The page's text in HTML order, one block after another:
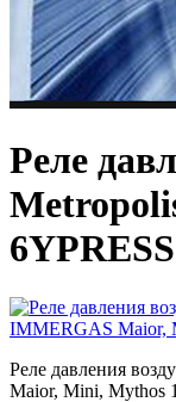
Реле
Реле давления
Maior, Mini, Mythos